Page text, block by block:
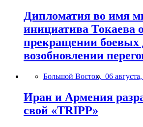
Дипломатия во имя
инициатива Токаева о
прекращении боевых
возобновлении
Большой Восток, 06
Иран и Армения
свой «TRIPP»